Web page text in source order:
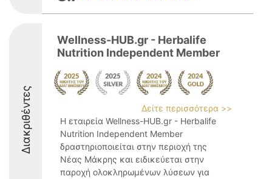
Διακριθέντες
Wellness-HUB.gr - Herbalife
Nutrition Independent Member
Δείτε περισσότερα >>
Η εταιρεία Wellness-HUB.gr - Herbalife
Nutrition Independent Member
δραστηριοποιείται στην περιοχή της
Νέας Μάκρης και ειδικεύεται στην
παροχή ολοκληρωμένων λύσεων για